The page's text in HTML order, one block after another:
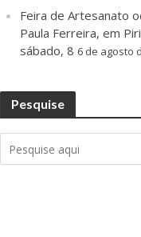
Feira de Artesanato
Paula Ferreira, em
sábado, 8 6 de agosto
Pesquise